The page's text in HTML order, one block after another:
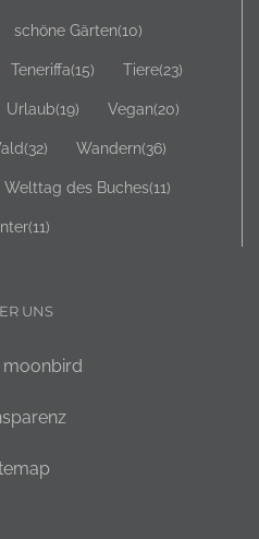
schöne Gärten(10)
Teneriffa(15) Tiere(23)
Urlaub(19) Vegan(20)
(32) Wandern(36)
Welttag des Buches(11)
(11)
UNS
moonbird